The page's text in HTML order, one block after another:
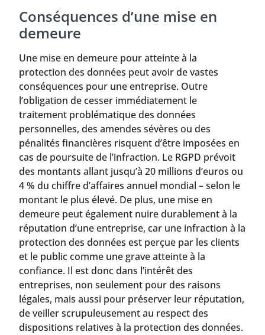
Conséquences d’une mise en
demeure
Une mise en demeure pour atteinte à la
protection des données peut avoir de vastes
conséquences pour une entreprise. Outre
l’obligation de cesser immédiatement le
traitement problématique des données
personnelles, des amendes sévères ou des
pénalités financières risquent d’être imposées en
cas de poursuite de l’infraction. Le RGPD prévoit
des montants allant jusqu’à 20 millions d’euros ou
4 % du chiffre d’affaires annuel mondial – selon le
montant le plus élevé. De plus, une mise en
demeure peut également nuire durablement à la
réputation d’une entreprise, car une infraction à la
protection des données est perçue par les clients
et le public comme une grave atteinte à la
confiance. Il est donc dans l’intérêt des
entreprises, non seulement pour des raisons
légales, mais aussi pour préserver leur réputation,
de veiller scrupuleusement au respect des
dispositions relatives à la protection des données.